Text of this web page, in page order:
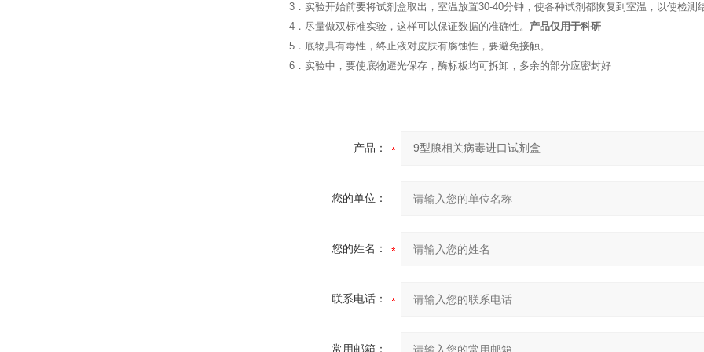
3．实验开始前要将试剂盒取出，室温放置30-40分钟，使各种试剂都恢复到室温，以使检测
4．尽量做双标准实验，这样可以保证数据的准确性。 产品仅用于科研
5．底物具有毒性，终止液对皮肤有腐蚀性，要避免接触。
6．实验中，要使底物避光保存，酶标板均可拆卸，多余的部分应密封好
产品：
您的单位：
您的姓名：
联系电话：
常用邮箱：